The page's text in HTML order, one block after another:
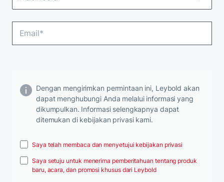
Dengan mengirimkan permintaan ini, Leybold akan
dapat menghubungi Anda melalui informasi yang
dikumpulkan. Informasi selengkapnya dapat
ditemukan di kebijakan privasi kami.
Saya telah membaca dan menyetujui kebijakan privasi
Saya setuju untuk menerima pemberitahuan tentang produk
baru, acara, dan promosi khusus dari Leybold